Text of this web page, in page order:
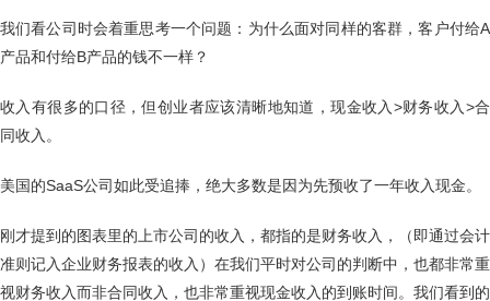
我们看公司时会着重思考一个问题：为什么面对同样的客群，客户付给A
产品和付给B产品的钱不一样？
收入有很多的口径，但创业者应该清晰地知道，现金收入>财务收入>合
同收入。
美国的SaaS公司如此受追捧，绝大多数是因为先预收了一年收入现金。
刚才提到的图表里的上市公司的收入，都指的是财务收入，（即通过会计
准则记入企业财务报表的收入）在我们平时对公司的判断中，也都非常重
视财务收入而非合同收入，也非常重视现金收入的到账时间。我们看到的